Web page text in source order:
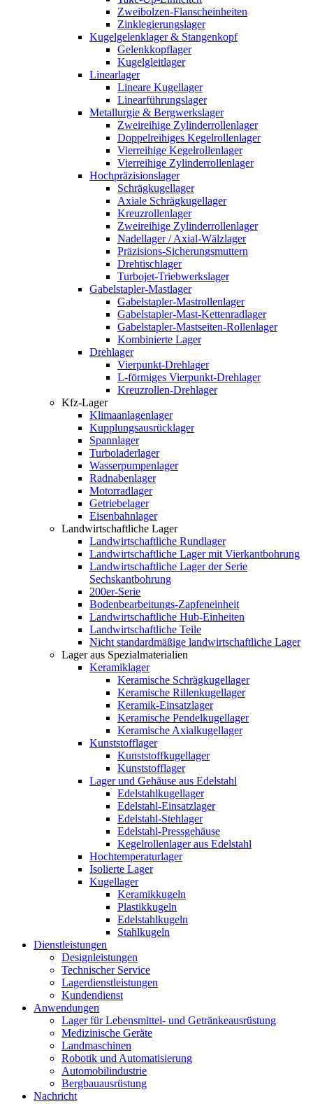
Zweibolzen-Flanscheinheiten
Zinklegierungslager
Kugelgelenklager & Stangenkopf
Gelenkkopflager
Kugelgleitlager
Linearlager
Lineare Kugellager
Linearführungslager
Metallurgie & Bergwerkslager
Zweireihige Zylinderrollenlager
Doppelreihiges Kegelrollenlager
Vierreihige Kegelrollenlager
Vierreihige Zylinderrollenlager
Hochpräzisionslager
Schrägkugellager
Axiale Schrägkugellager
Kreuzrollenlager
Zweireihige Zylinderrollenlager
Nadellager / Axial-Wälzlager
Präzisions-Sicherungsmuttern
Drehtischlager
Turbojet-Triebwerkslager
Gabelstapler-Mastlager
Gabelstapler-Mastrollenlager
Gabelstapler-Mast-Kettenradlager
Gabelstapler-Mastseiten-Rollenlager
Kombinierte Lager
Drehlager
Vierpunkt-Drehlager
L-förmiges Vierpunkt-Drehlager
Kreuzrollen-Drehlager
Kfz-Lager
Klimaanlagenlager
Kupplungsausrücklager
Spannlager
Turboladerlager
Wasserpumpenlager
Radnabenlager
Motorradlager
Getriebelager
Eisenbahnlager
Landwirtschaftliche Lager
Landwirtschaftliche Rundlager
Landwirtschaftliche Lager mit Vierkantbohrung
Landwirtschaftliche Lager der Serie
Sechskantbohrung
200er-Serie
Bodenbearbeitungs-Zapfeneinheit
Landwirtschaftliche Hub-Einheiten
Landwirtschaftliche Teile
Nicht standardmäßige landwirtschaftliche Lager
Lager aus Spezialmaterialien
Keramiklager
Keramische Schrägkugellager
Keramische Rillenkugellager
Keramik-Einsatzlager
Keramische Pendelkugellager
Keramische Axialkugellager
Kunststofflager
Kunststoffkugellager
Kunststofflager
Lager und Gehäuse aus Edelstahl
Edelstahlkugellager
Edelstahl-Einsatzlager
Edelstahl-Stehlager
Edelstahl-Pressgehäuse
Kegelrollenlager aus Edelstahl
Hochtemperaturlager
Isolierte Lager
Kugellager
Keramikkugeln
Plastikkugeln
Edelstahlkugeln
Stahlkugeln
Dienstleistungen
Designleistungen
Technischer Service
Lagerdienstleistungen
Kundendienst
Anwendungen
Lager für Lebensmittel- und Getränkeausrüstung
Medizinische Geräte
Landmaschinen
Robotik und Automatisierung
Automobilindustrie
Bergbauausrüstung
Nachricht